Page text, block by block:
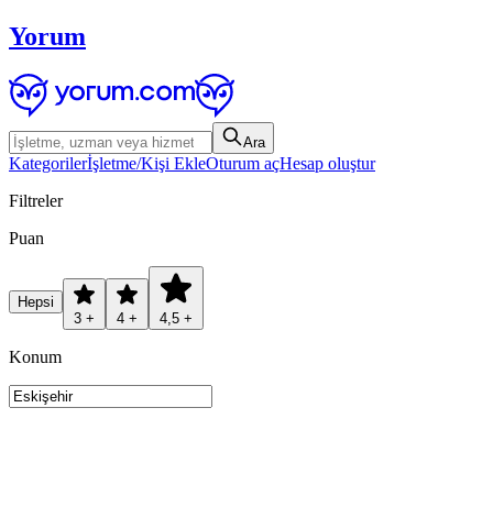
Yorum
Ara
Kategorilerİşletme/Kişi EkleOturum açHesap oluştur
Filtreler
Puan
Hepsi
3 +
4 + 4,5 +
Konum